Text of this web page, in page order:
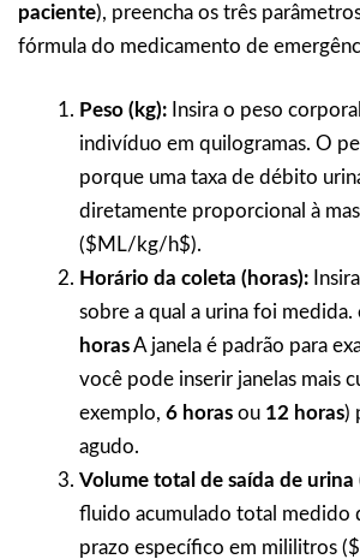
paciente), preencha os três
fórmula do medicamento de
Peso (kg): Insira o peso
indivíduo em quilogramas. O
porque uma taxa de débito
diretamente proporcional à
($ML/kg/h$).
Horário da coleta (horas):
sobre a qual a urina foi medida.
horasA janela é padrão para
você pode inserir janelas mais
exemplo, 6 horas ou 12 horas)
agudo.
Volume total de saída de urina
fluido acumulado total medido
prazo específico em mililitros